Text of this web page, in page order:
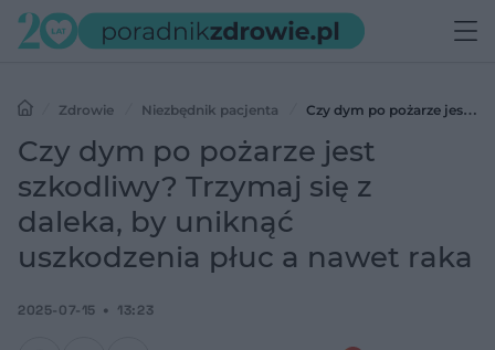
Zdrowie Niezbędnik pacjenta
Czy dym po pożarze jest
szkodliwy? Trzymaj się z daleka, by uniknąć uszkodzenia płuc a
nawet raka
Czy dym po pożarze jest
szkodliwy? Trzymaj się z
daleka, by uniknąć
uszkodzenia płuc a nawet raka
2025-07-15 13:23